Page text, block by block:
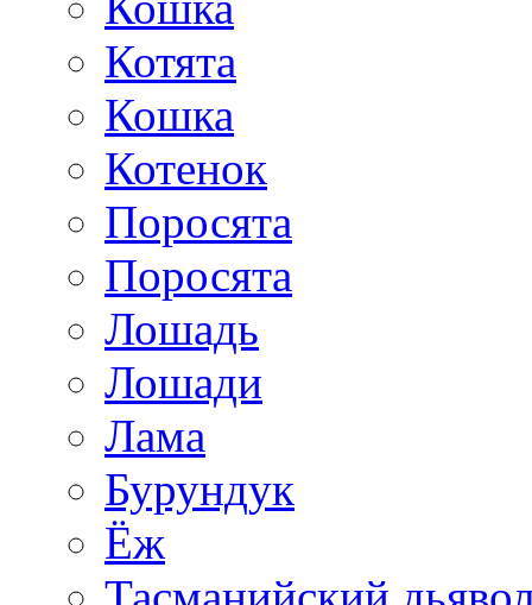
Котята
Кошка
Котенок
Поросята
Поросята
Лошадь
Лошади
Лама
Бурундук
Ёж